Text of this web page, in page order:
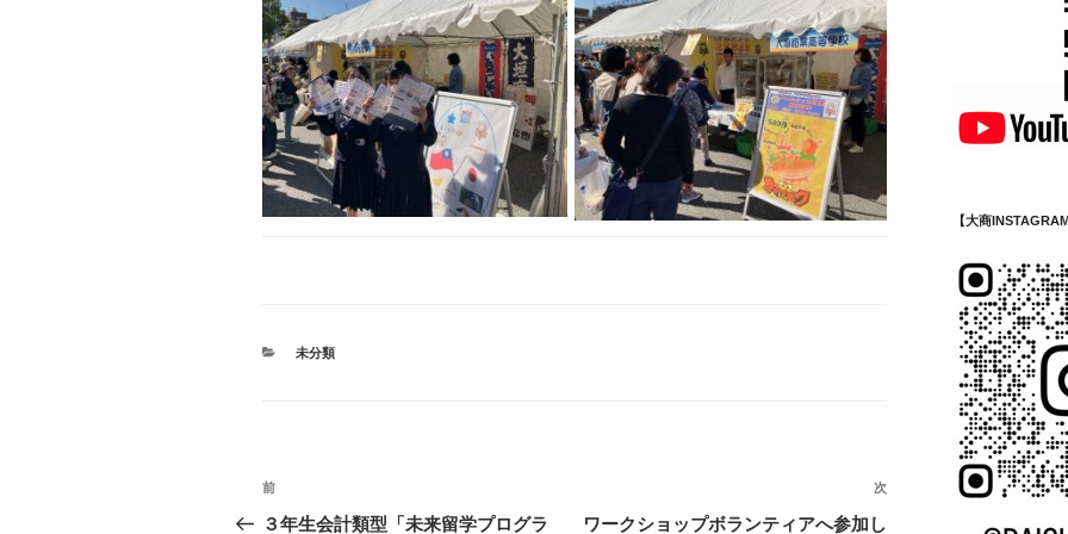
カ
未分類
投
稿
前
の
前
３年生会計類型「未来留学プログラ
次
次
ワークショップボランティアへ参加し
【大商